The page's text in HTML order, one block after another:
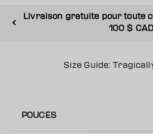
Livraison gratuite pour toute
100 $
Size Guide:
POUCES